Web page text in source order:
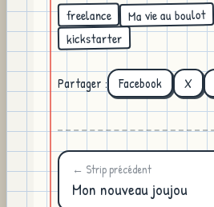
freelance Ma vie au boulot
kickstarter
Partager : Facebook X
← Strip précédent
Mon nouveau joujou